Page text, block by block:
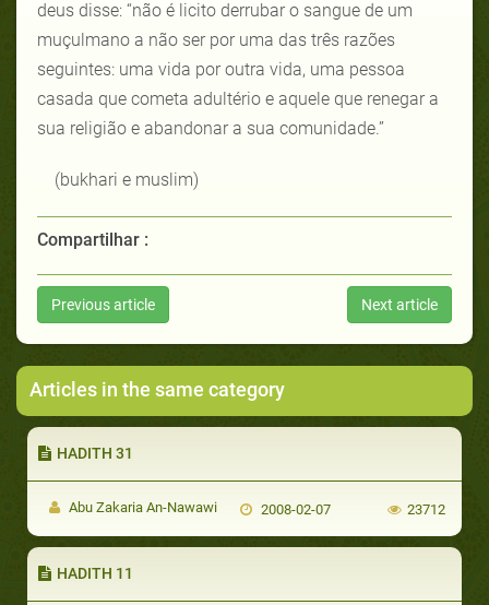
deus disse: “não é licito derrubar o sangue de um
muçulmano a não ser por uma das três razões
seguintes: uma vida por outra vida, uma pessoa
casada que cometa adultério e aquele que renegar a
sua religião e abandonar a sua comunidade.”
(bukhari e muslim)
Compartilhar :
Previous article Next article
Articles in the same category
HADITH 31
Abu Zakaria An-Nawawi 2008-02-07 23712
HADITH 11